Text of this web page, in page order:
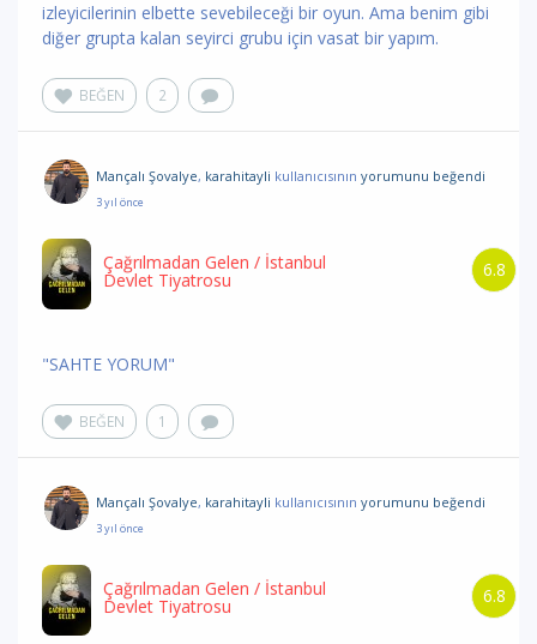
izleyicilerinin elbette sevebileceği bir oyun. Ama benim gibi
diğer grupta kalan seyirci grubu için vasat bir yapım.
BEĞEN 2
Mançalı Şovalye, karahitayli kullanıcısının yorumunu beğendi
3 yıl önce
6.8
Çağrılmadan Gelen / İstanbul
Devlet Tiyatrosu
"SAHTE YORUM"
BEĞEN 1
Mançalı Şovalye, karahitayli kullanıcısının yorumunu beğendi
3 yıl önce
6.8
Çağrılmadan Gelen / İstanbul
Devlet Tiyatrosu